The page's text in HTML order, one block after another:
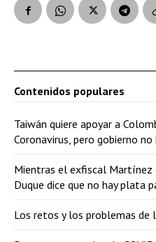
Contenidos populares
Taiwán quiere apoyar a
Coronavirus, pero gobierno
Mientras el exfiscal Martínez
Duque dice que no hay plata
Los retos y los problemas de